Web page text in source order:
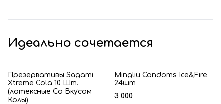
Идеально сочетается
Презервативы Sagami
Xtreme Cola 10 Шт.
(латексные Со Вкусом
Колы)
Mingliu Condoms Ice&Fire
24шт
3 000